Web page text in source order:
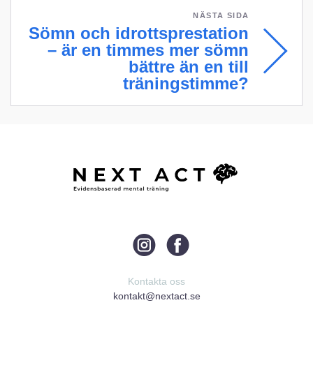
NÄSTA SIDA
Sömn och idrottsprestation
– är en timmes mer sömn
bättre än en till
träningstimme?
Kontakta oss
kontakt@nextact.se